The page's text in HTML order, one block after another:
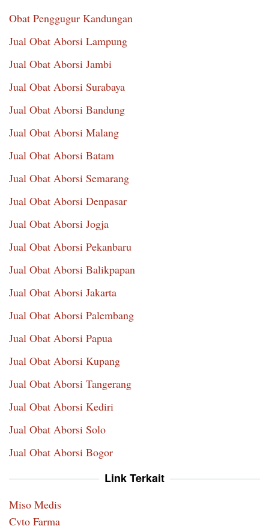
Obat Penggugur Kandungan
Jual Obat Aborsi Lampung
Jual Obat Aborsi Jambi
Jual Obat Aborsi Surabaya
Jual Obat Aborsi Bandung
Jual Obat Aborsi Malang
Jual Obat Aborsi Batam
Jual Obat Aborsi Semarang
Jual Obat Aborsi Denpasar
Jual Obat Aborsi Jogja
Jual Obat Aborsi Pekanbaru
Jual Obat Aborsi Balikpapan
Jual Obat Aborsi Jakarta
Jual Obat Aborsi Palembang
Jual Obat Aborsi Papua
Jual Obat Aborsi Kupang
Jual Obat Aborsi Tangerang
Jual Obat Aborsi Kediri
Jual Obat Aborsi Solo
Jual Obat Aborsi Bogor
Link Terkait
Miso Medis
Cyto Farma